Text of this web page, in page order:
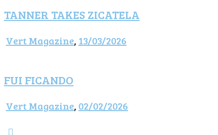
TANNER TAKES ZICATELA
Vert Magazine, 13/03/2026
FUI FICANDO
Vert Magazine, 02/02/2026